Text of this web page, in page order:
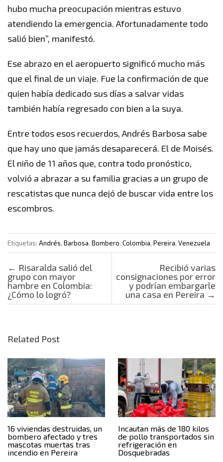
hubo mucha preocupación mientras estuvo
atendiendo la emergencia. Afortunadamente todo
salió bien”, manifestó.
Ese abrazo en el aeropuerto significó mucho más
que el final de un viaje. Fue la confirmación de que
quien había dedicado sus días a salvar vidas
también había regresado con bien a la suya.
Entre todos esos recuerdos, Andrés Barbosa sabe
que hay uno que jamás desaparecerá. El de Moisés.
El niño de 11 años que, contra todo pronóstico,
volvió a abrazar a su familia gracias a un grupo de
rescatistas que nunca dejó de buscar vida entre los
escombros.
Etiquetas: Andrés, Barbosa, Bombero, Colombia, Pereira, Venezuela
Post navigation
← Risaralda salió del
grupo con mayor
hambre en Colombia:
¿Cómo lo logró?
Recibió varias
consignaciones por error
y podrían embargarle
una casa en Pereira →
Related Post
16 viviendas destruidas, un
bombero afectado y tres
mascotas muertas tras
incendio en Pereira
Incautan más de 180 kilos
de pollo transportados sin
refrigeración en
Dosquebradas